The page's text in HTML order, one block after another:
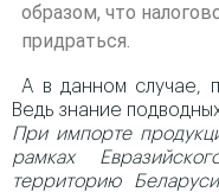
образом, что
придраться.
А в данном случае,
Ведь знание
При импорте
рамках
территорию